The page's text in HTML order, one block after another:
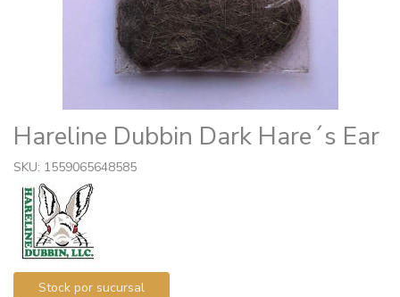
Hareline Dubbin Dark Hare´s Ear
SKU: 1559065648585
Stock por sucursal